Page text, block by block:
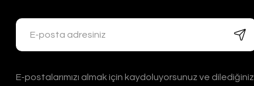
E-postalarımızı almak için kaydoluyorsunuz ve dilediğiniz